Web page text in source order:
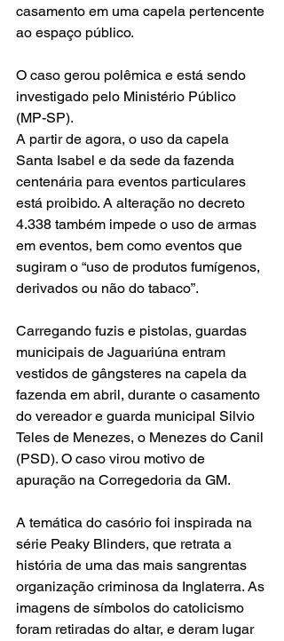
casamento em uma capela pertencente
ao espaço público.
O caso gerou polêmica e está sendo
investigado pelo Ministério Público
(MP-SP).
A partir de agora, o uso da capela
Santa Isabel e da sede da fazenda
centenária para eventos particulares
está proibido. A alteração no decreto
4.338 também impede o uso de armas
em eventos, bem como eventos que
sugiram o “uso de produtos fumígenos,
derivados ou não do tabaco”.
Carregando fuzis e pistolas, guardas
municipais de Jaguariúna entram
vestidos de gângsteres na capela da
fazenda em abril, durante o casamento
do vereador e guarda municipal Silvio
Teles de Menezes, o Menezes do Canil
(PSD). O caso virou motivo de
apuração na Corregedoria da GM.
A temática do casório foi inspirada na
série Peaky Blinders, que retrata a
história de uma das mais sangrentas
organização criminosa da Inglaterra. As
imagens de símbolos do catolicismo
foram retiradas do altar, e deram lugar